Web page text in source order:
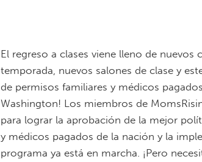
El regreso a clases viene lleno de nuevos
temporada, nuevos salones de clase y
de permisos familiares y médicos
Washington! Los miembros de
para lograr la aprobación de la mejor
y médicos pagados de la nación y la
programa ya está en marcha. ¡Pero